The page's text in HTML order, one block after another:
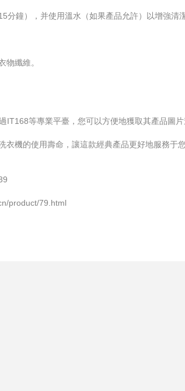
鐘），并使用溫水（如果產品允許）以增強清潔
物纖維。
等專業平臺，您可以方便地獲取其產品圖
機的使用壽命，讓這款經典產品更好地服務于您
product/79.html